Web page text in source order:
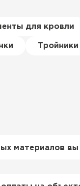
для кровли
Тройники
материалов вы
профнастил,